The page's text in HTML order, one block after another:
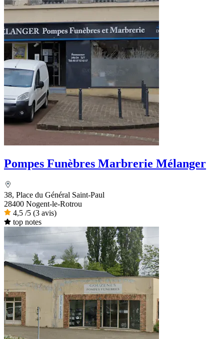
Pompes Funèbres Marbrerie Mélanger
38, Place du Général Saint-Paul
28400 Nogent-le-Rotrou
4,5 /5 (3 avis)
top notes